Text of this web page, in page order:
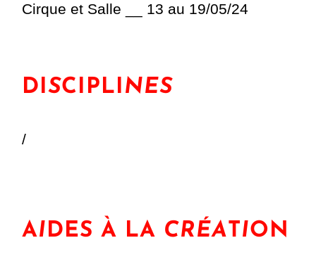
Cirque et Salle __ 13 au 19/05/24
DISCIPLINES
/
AIDES À LA CRÉATION